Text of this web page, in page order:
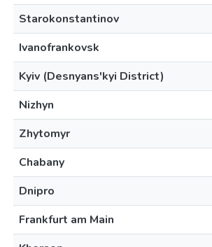
Starokonstantinov
Ivanofrankovsk
Kyiv (Desnyans'kyi District)
Nizhyn
Zhytomyr
Chabany
Dnipro
Frankfurt am Main